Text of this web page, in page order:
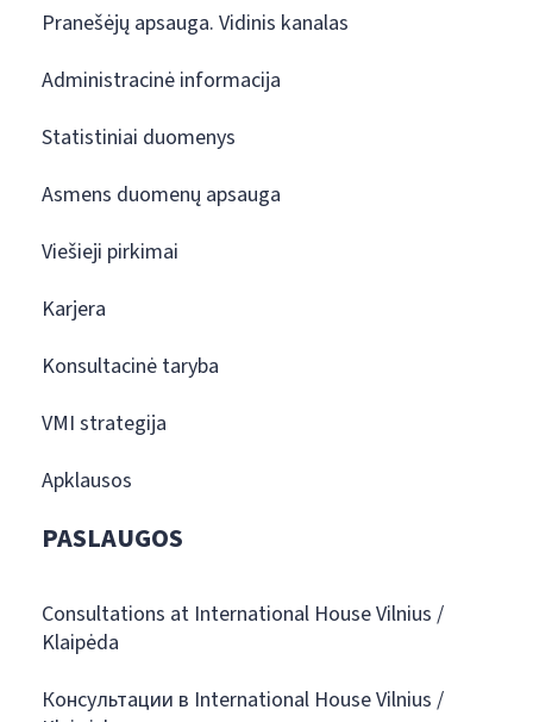
Pranešėjų apsauga. Vidinis kanalas
Administracinė informacija
Statistiniai duomenys
Asmens duomenų apsauga
Viešieji pirkimai
Karjera
Konsultacinė taryba
VMI strategija
Apklausos
PASLAUGOS
Consultations at International House Vilnius /
Klaipėda
Консультации в International House Vilnius /